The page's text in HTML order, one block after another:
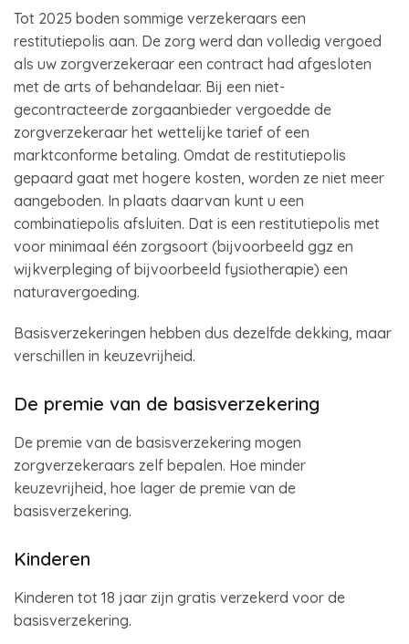
Tot 2025 boden sommige verzekeraars een
restitutiepolis aan. De zorg werd dan volledig vergoed
als uw zorgverzekeraar een contract had afgesloten
met de arts of behandelaar. Bij een niet-
gecontracteerde zorgaanbieder vergoedde de
zorgverzekeraar het wettelijke tarief of een
marktconforme betaling. Omdat de restitutiepolis
gepaard gaat met hogere kosten, worden ze niet meer
aangeboden. In plaats daarvan kunt u een
combinatiepolis afsluiten. Dat is een restitutiepolis met
voor minimaal één zorgsoort (bijvoorbeeld ggz en
wijkverpleging of bijvoorbeeld fysiotherapie) een
naturavergoeding.
Basisverzekeringen hebben dus dezelfde dekking, maar
verschillen in keuzevrijheid.
De premie van de basisverzekering
De premie van de basisverzekering mogen
zorgverzekeraars zelf bepalen. Hoe minder
keuzevrijheid, hoe lager de premie van de
basisverzekering.
Kinderen
Kinderen tot 18 jaar zijn gratis verzekerd voor de
basisverzekering.